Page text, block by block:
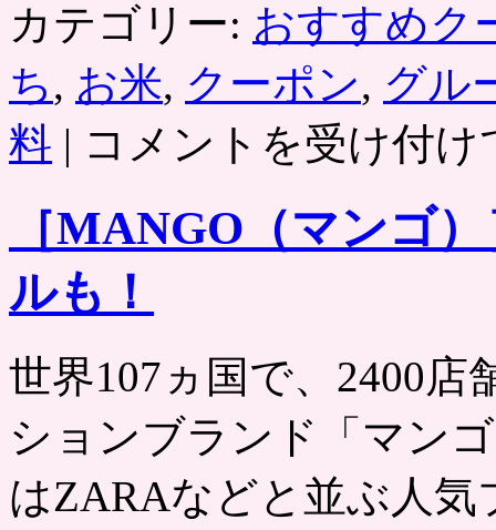
カテゴリー: おすすめク
ち, お米, クーポン, グル
料 |
あ
き
こ
ま
精
米
宅
配！
料
コメントを受け付
［MANGO（マンゴ
ルも！
世界107ヵ国で、2400
ションブランド「マン
はZARAなどと並ぶ人